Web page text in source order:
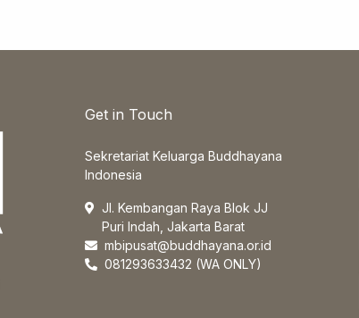
Get in Touch
Sekretariat Keluarga Buddhayana
Indonesia
Jl. Kembangan Raya Blok JJ
Puri Indah, Jakarta Barat
mbipusat@buddhayana.or.id
081293633432 (WA ONLY)